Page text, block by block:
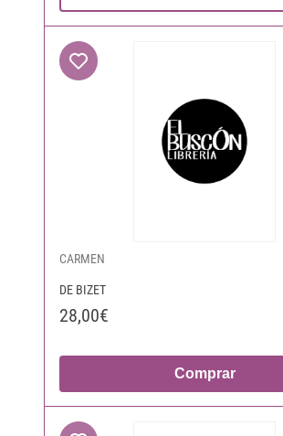
CARMEN
DE BIZET
28,00€
Comprar